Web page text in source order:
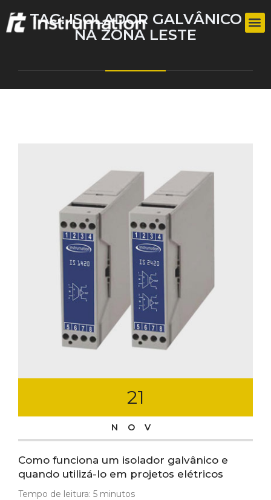
TAG:ISOLADOR GALVÂNICO
NA ZONA LESTE
21
NOV
Como funciona um isolador galvânico e
quando utilizá-lo em projetos elétricos
Tempo de leitura: 5 minutos